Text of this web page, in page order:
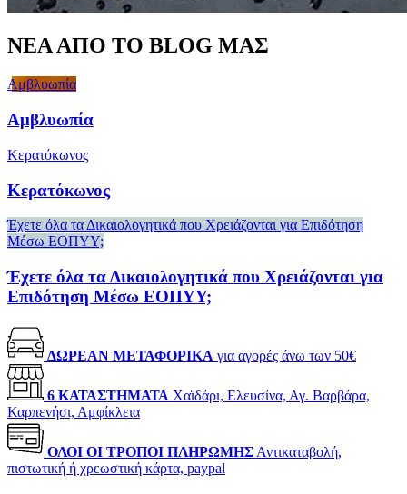
ΝΕΑ ΑΠΟ ΤΟ BLOG ΜΑΣ
Αμβλυωπία
Αμβλυωπία
Κερατόκωνος
Κερατόκωνος
Έχετε όλα τα Δικαιολογητικά που Χρειάζονται για Επιδότηση
Μέσω ΕΟΠΥΥ;
Έχετε όλα τα Δικαιολογητικά που Χρειάζονται για
Επιδότηση Μέσω ΕΟΠΥΥ;
ΔΩΡΕΑΝ ΜΕΤΑΦΟΡΙΚΑ για αγορές άνω των 50€
6 ΚΑΤΑΣΤΗΜΑΤΑ Χαϊδάρι, Ελευσίνα, Αγ. Βαρβάρα,
Καρπενήσι, Αμφίκλεια
ΟΛΟΙ ΟΙ ΤΡΟΠΟΙ ΠΛΗΡΩΜΗΣ Αντικαταβολή,
πιστωτική ή χρεωστική κάρτα, paypal